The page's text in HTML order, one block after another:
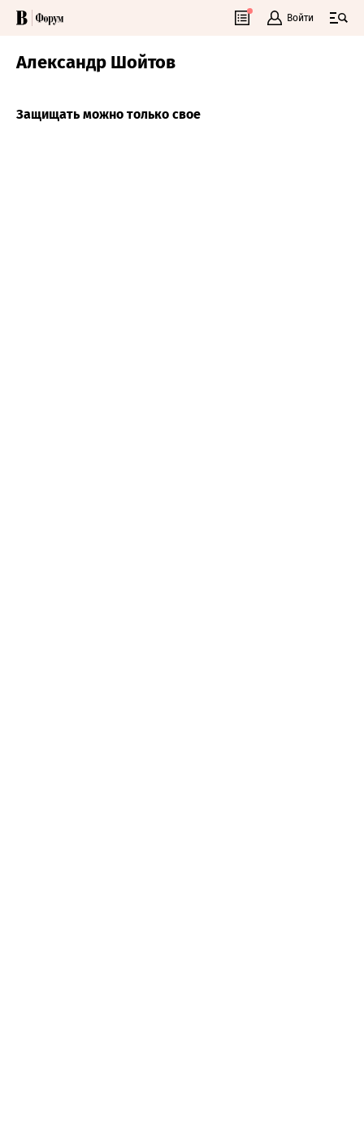
Войти
Александр Шойтов
Защищать можно только свое